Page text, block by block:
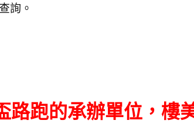
詢。
路跑的承辦單位，樓